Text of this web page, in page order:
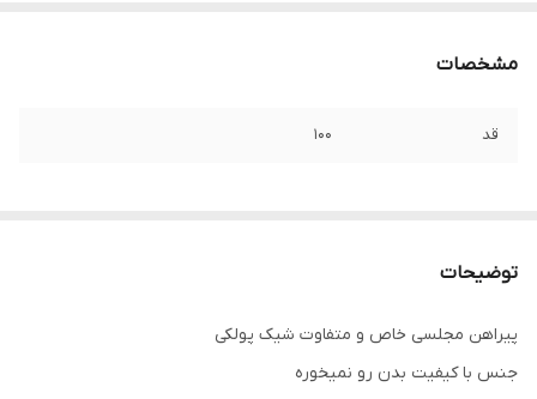
مشخصات
قد ۱۰۰
توضیحات
پیراهن مجلسی خاص و متفاوت شیک پولکی
جنس با کیفیت بدن رو نمیخوره